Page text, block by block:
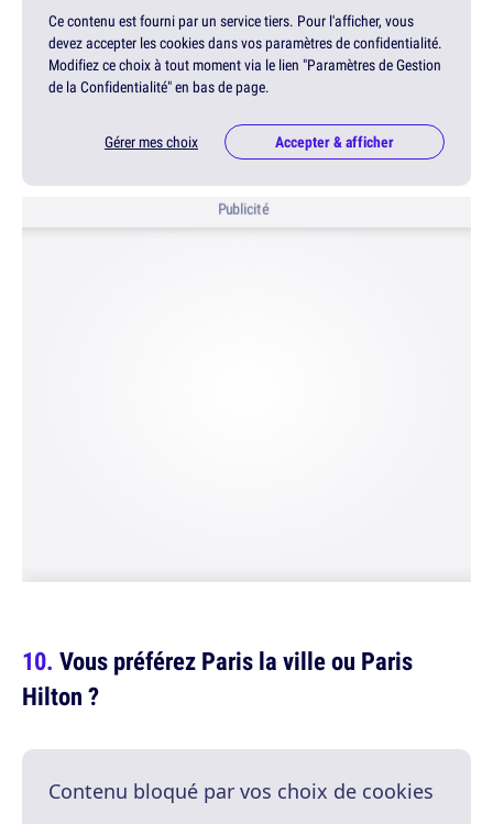
Ce contenu est fourni par un service tiers. Pour l'afficher, vous
devez accepter les cookies dans vos paramètres de confidentialité.
Modifiez ce choix à tout moment via le lien "Paramètres de Gestion
de la Confidentialité" en bas de page.
Gérer mes choix Accepter & afficher
Publicité
Vous préférez Paris la ville ou Paris
Hilton ?
Contenu bloqué par vos choix de cookies